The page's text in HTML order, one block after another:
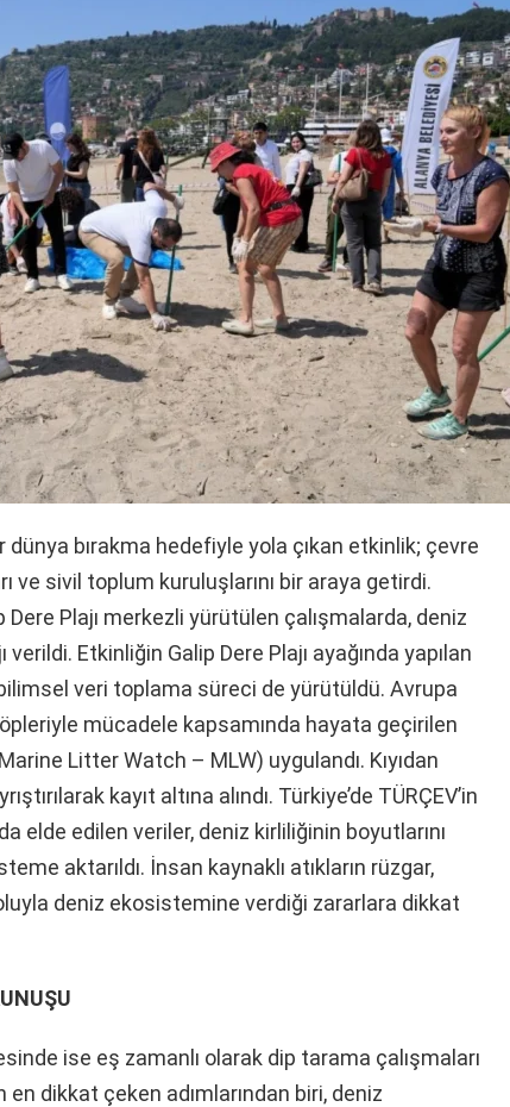
bırakma hedefiyle yola çıkan etkinlik; çevre
ve sivil toplum kuruluşlarını bir araya getirdi.
Plajı merkezli yürütülen çalışmalarda, deniz
verildi. Etkinliğin Galip Dere Plajı ayağında yapılan
bilimsel veri toplama süreci de yürütüldü. Avrupa
mücadele kapsamında hayata geçirilen
Litter Watch – MLW) uygulandı. Kıyıdan
kayıt altına alındı. Türkiye’de TÜRÇEV’in
elde edilen veriler, deniz kirliliğinin boyutlarını
aktarıldı. İnsan kaynaklı atıkların rüzgar,
deniz ekosistemine verdiği zararlara dikkat
ise eş zamanlı olarak dip tarama çalışmaları
dikkat çeken adımlarından biri, deniz